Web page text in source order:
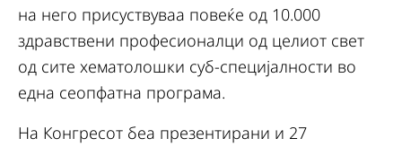
на него присуствуваа повеќе од 10.000
здравствени професионалци од целиот свет
од сите хематолошки суб-специјалности во
една сеопфатна програма.
На Конгресот беа презентирани и 27